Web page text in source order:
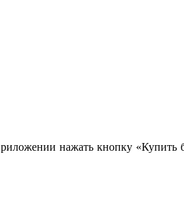
нажать кнопку «Купить